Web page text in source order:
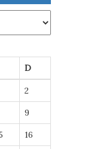
D
2
9
16